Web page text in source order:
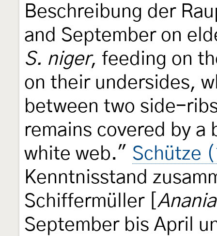
Beschreibung der
and September on
S. niger, feeding on
on their undersides,
between two side-
remains covered by a
white web." Schütze
Kenntnisstand
Schiffermüller [
September bis April